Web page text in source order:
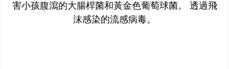
害小孩腹瀉的大腸桿菌和黃金色葡萄球菌。 透過飛
沫感染的流感病毒。